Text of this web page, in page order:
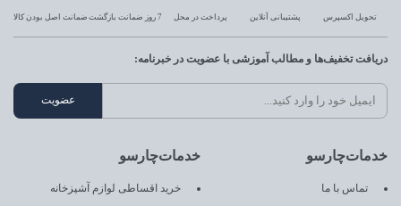
تحویل اکسپرس پشتیبانی آنلاین پرداخت در محل 7 روز ضمانت بازگشت ضمانت اصل بودن کالا
خدمات‌چارسو
تماس با ما
خدمات‌چارسو
خرید اقساطی لوازم آشپزخانه
دریافت تخفیف‌ها و مطالب آموزشی با عضویت در خبرنامه: